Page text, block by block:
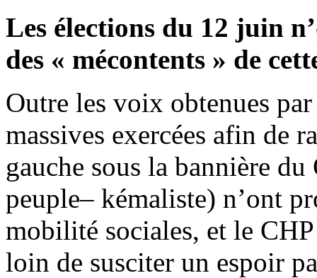
Les élections du 12 juin
des « mécontents » de
Outre les voix obtenues
massives exercées afin de
gauche sous la bannière
peuple– kémaliste) n’ont
mobilité sociales, et le
loin de susciter un espoir